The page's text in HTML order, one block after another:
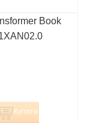
Book
Купити